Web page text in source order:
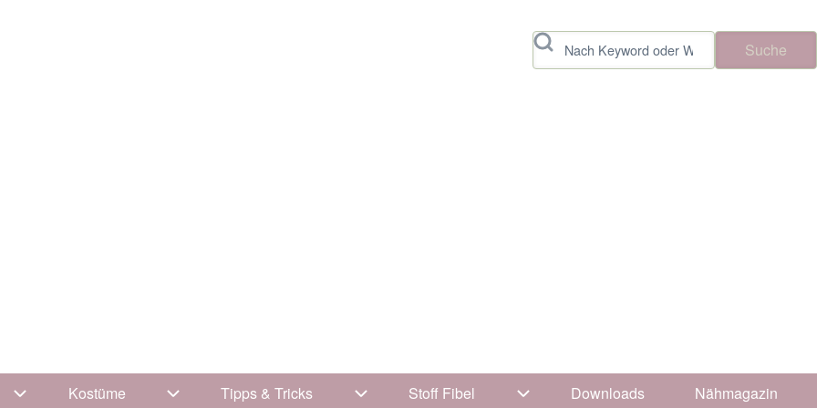
Suche
Unternavigation von Kleidung
Kostüme Unternavigation von Kostüme
Tipps & Tricks Unternavigation von Tipps & Tricks
Stoff Fibel Unternavigation von Stoff Fibel
Downloads Nähmagazin